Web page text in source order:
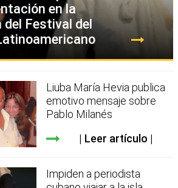
en la
del Festival del
Liuba María Hevia publica
emotivo mensaje sobre
Pablo Milanés
Leer artículo
Impiden a periodista